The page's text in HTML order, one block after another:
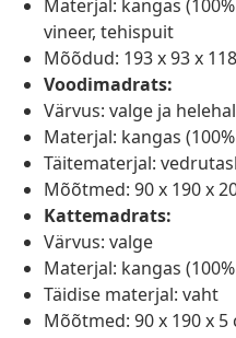
Materjal: kangas
vineer, tehispuit
Mõõdud: 193 x 93 x
Voodimadrats:
Värvus: valge ja
Materjal: kangas
Täitematerjal:
Mõõtmed: 90 x 190 x
Kattemadrats:
Värvus: valge
Materjal: kangas
Täidise materjal: vaht
Mõõtmed: 90 x 190 x 5